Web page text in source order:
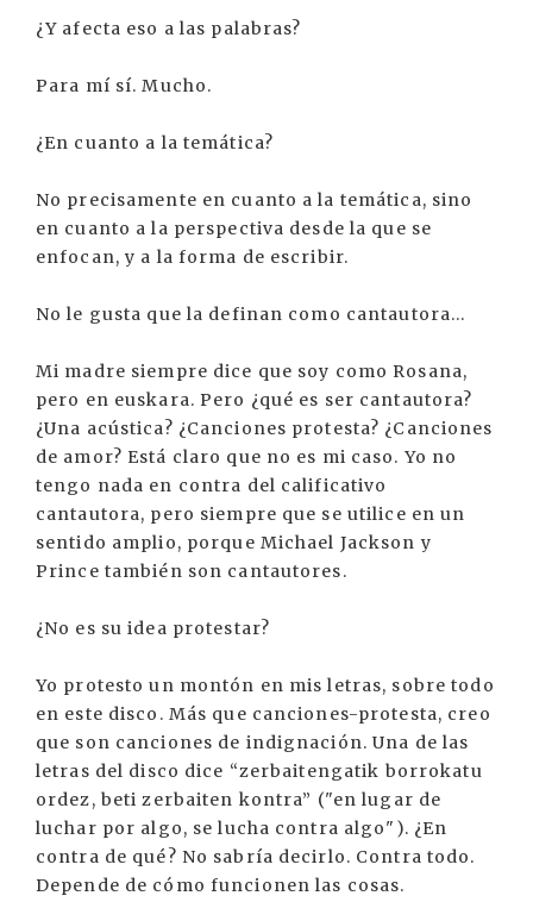
¿Y afecta eso a las palabras?
Para mí sí. Mucho.
¿En cuanto a la temática?
No precisamente en cuanto a la temática, sino
en cuanto a la perspectiva desde la que se
enfocan, y a la forma de escribir.
No le gusta que la definan como cantautora...
Mi madre siempre dice que soy como Rosana,
pero en euskara. Pero ¿qué es ser cantautora?
¿Una acústica? ¿Canciones protesta? ¿Canciones
de amor? Está claro que no es mi caso. Yo no
tengo nada en contra del calificativo
cantautora, pero siempre que se utilice en un
sentido amplio, porque Michael Jackson y
Prince también son cantautores.
¿No es su idea protestar?
Yo protesto un montón en mis letras, sobre todo
en este disco. Más que canciones-protesta, creo
que son canciones de indignación. Una de las
letras del disco dice “zerbaitengatik borrokatu
ordez, beti zerbaiten kontra” ("en lugar de
luchar por algo, se lucha contra algo"). ¿En
contra de qué? No sabría decirlo. Contra todo.
Depende de cómo funcionen las cosas.